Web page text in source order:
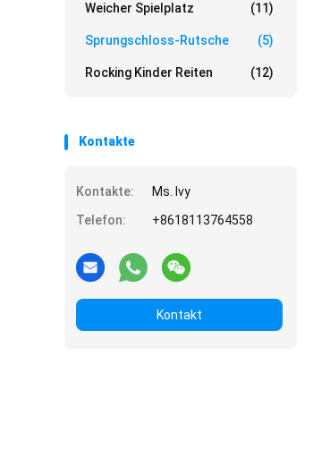
Weicher Spielplatz (11)
Sprungschloss-Rutsche (5)
Rocking Kinder Reiten (12)
Kontakte
Kontakte:
Ms. Ivy
Telefon:
+8618113764558
Kontakt